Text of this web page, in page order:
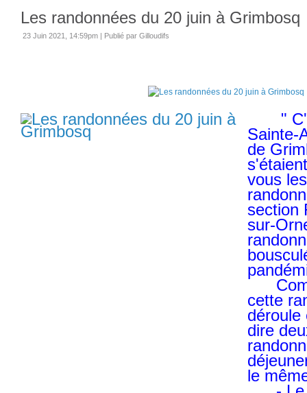
Les randonnées du 20 juin à Grimbosq
23 Juin 2021, 14:59pm | Publié par Gilloudifs
"
Sainte-
de
vous les
section
sur-
cette
déroule
dire
le